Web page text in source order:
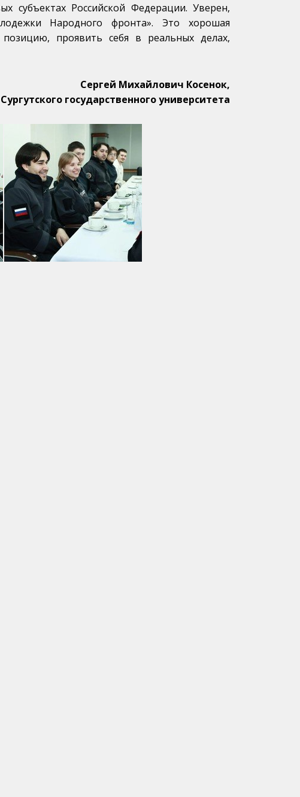
Российской Федерации. Уверен,
Народного фронта». Это хорошая
проявить себя в реальных делах,
Сергей Михайлович Косенок,
государственного университета